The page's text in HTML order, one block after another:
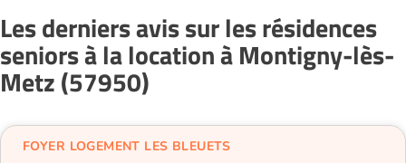
Les derniers avis sur les résidences
seniors à la location à Montigny-lès-
Metz (57950)
FOYER LOGEMENT LES BLEUETS